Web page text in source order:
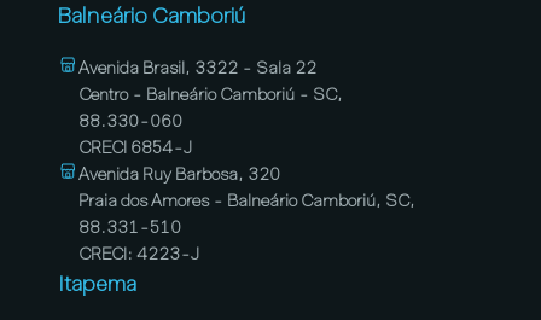
Balneário Camboriú
Avenida Brasil, 3322 - Sala 22
Centro - Balneário Camboriú - SC,
88.330-060
CRECI 6854-J
Avenida Ruy Barbosa, 320
Praia dos Amores - Balneário Camboriú, SC,
88.331-510
CRECI: 4223-J
Itapema